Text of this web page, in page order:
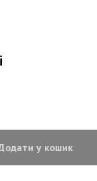
у кошик